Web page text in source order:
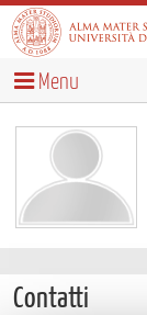
Menu
Contatti